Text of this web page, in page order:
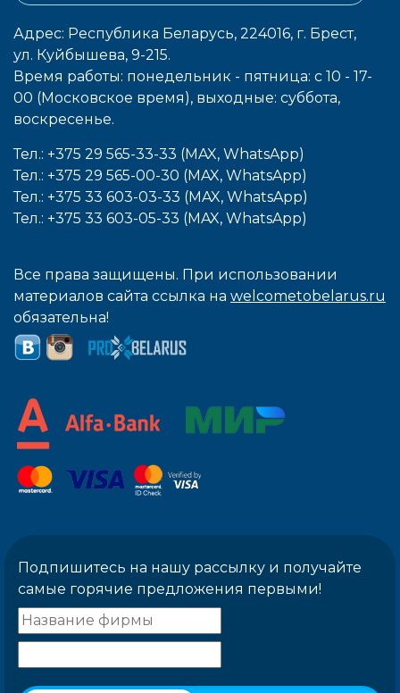
Адрес: Республика Беларусь, 224016, г. Брест,
ул. Куйбышева, 9-215.
Время работы: понедельник - пятница: с 10 - 17-
00 (Московское время), выходные: cуббота,
воcкресенье.
Тел.: +375 29 565-33-33 (MAX, WhatsApp)
Тел.: +375 29 565-00-30 (MAX, WhatsApp)
Тел.: +375 33 603-03-33 (MAX, WhatsApp)
Тел.: +375 33 603-05-33 (MAX, WhatsApp)
Все права защищены. При использовании
материалов сайта ссылка на welcometobelarus.ru
обязательна!
Подпишитесь на нашу рассылку и получайте
самые горячие предложения первыми!